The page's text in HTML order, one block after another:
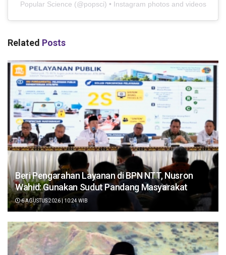
Popular Science (@popsci) • Instagram photos and videos
Related Posts
Beri Pengarahan Layanan di BPN NTT, Nusron
Wahid: Gunakan Sudut Pandang Masyarakat
6 AGUSTUS 2026 | 10:24 WIB